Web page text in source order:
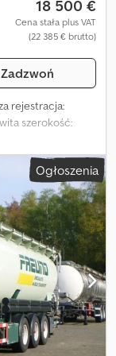
aby otrzymywać
18 500 €
Cena stała plus VAT
(22 385 € brutto)
Zadzwoń
rejestracja:
szerokość:
inny, Rok budowy:
akcesoria =
= Uwagi =
100 cm
sworznia
Rok
Wywrotka:
1 Pojemność
Ciśnienie
obciążenie
=
osi:
Ogłoszenia